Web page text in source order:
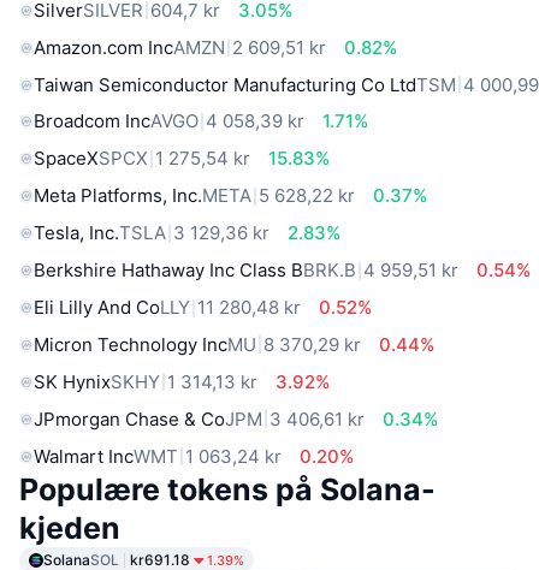
SilverSILVER 604,7 kr
3.05%
Amazon.com IncAMZN 2 609,51 kr
0.82%
Taiwan Semiconductor Manufacturing Co LtdTSM 4
Broadcom IncAVGO 4 058,39 kr
1.71%
SpaceXSPCX 1 275,54 kr
15.83%
Meta Platforms, Inc.META 5 628,22 kr
0.37%
Tesla, Inc.TSLA 3 129,36 kr
2.83%
Berkshire Hathaway Inc Class BBRK.B 4 959,51 kr
0.54%
Eli Lilly And CoLLY 11 280,48 kr
0.52%
Micron Technology IncMU 8 370,29 kr
0.44%
SK HynixSKHY 1 314,13 kr
3.92%
JPmorgan Chase & CoJPM 3 406,61 kr
0.34%
Walmart IncWMT 1 063,24 kr 0.20%
Populære tokens på Solana-
kjeden
SolanaSOL kr691.18 1.39%